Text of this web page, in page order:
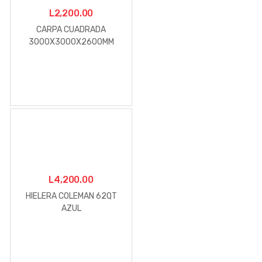
L2,200.00
CARPA CUADRADA
3000X3000X2600MM
L4,200.00
HIELERA COLEMAN 62QT
AZUL